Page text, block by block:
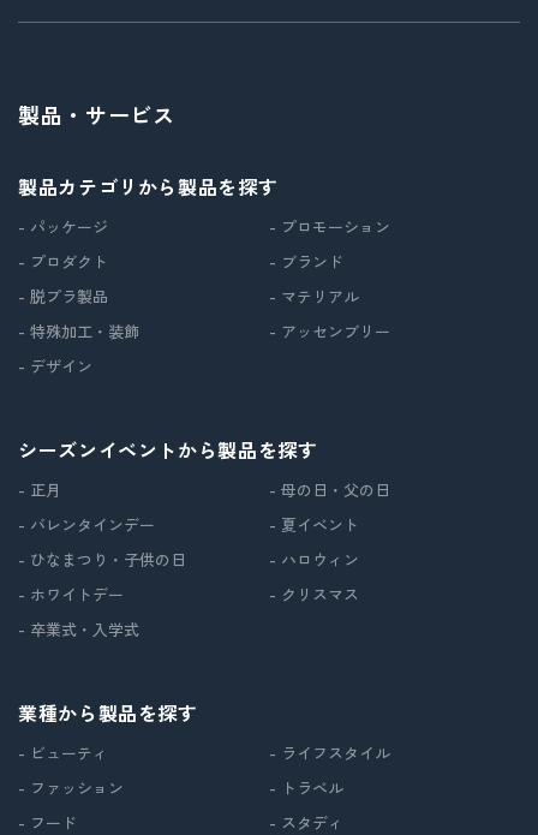
製品・サービス
製品カテゴリから製品を探す
- パッケージ
- プロダクト
- 脱プラ製品
- 特殊加工・装飾
- デザイン
- プロモーション
- ブランド
- マテリアル
- アッセンブリー
シーズンイベントから製品を探す
- 正月
- バレンタインデー
- ひなまつり・子供の日
- ホワイトデー
- 卒業式・入学式
- 母の日・父の日
- 夏イベント
- ハロウィン
- クリスマス
業種から製品を探す
- ビューティ
- ファッション
- フード
- ライフスタイル
- トラベル
- スタディ